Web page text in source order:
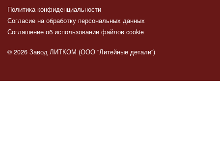
Политика конфиденциальности
Согласие на обработку персональных данных
Соглашение об использовании файлов cookie
© 2026 Завод ЛИТКОМ (ООО "Литейные детали")